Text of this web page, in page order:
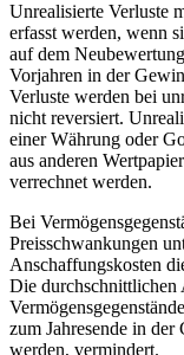
Unrealisierte Verluste
erfasst werden, wenn
auf dem
Vorjahren in der
Verluste werden bei
nicht reversiert.
einer Währung oder
aus anderen
verrechnet werden.
Bei
Preisschwankungen
Anschaffungskosten
Die durchschnittlichen
zum Jahresende in
werden, vermindert.